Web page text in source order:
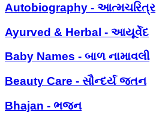
Autobiography - આત્મચરિત્ર
Ayurved & Herbal - આયૂર્વેદ
Baby Names - બાળ નામાવલી
Beauty Care - સૌન્દર્ય જતન
Bhajan - ભજન